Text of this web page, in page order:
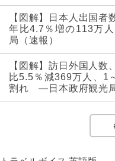
【図解】日本人出国者
年比4.7％増の113万
局（速報）
【図解】訪日外国人数
比5.5％減369万人、1
割れ ―日本政府観光局